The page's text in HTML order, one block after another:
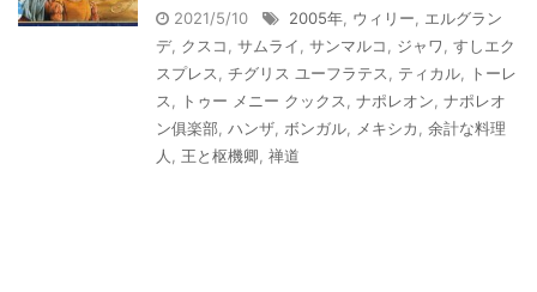
2021/5/10 2005年 ウィリー
エルグラン
デ, クスコ サムライ サンマルコ ジャワ
すしエク
スプレス
チグリス ユーフラテス ティカル
トーレ
ス
トゥー メニー クックス ナポレオン ナポレオ
ン俱楽部 ハンザ ボンガル メキシカ
余計な料理
人
王と枢機卿 禅道